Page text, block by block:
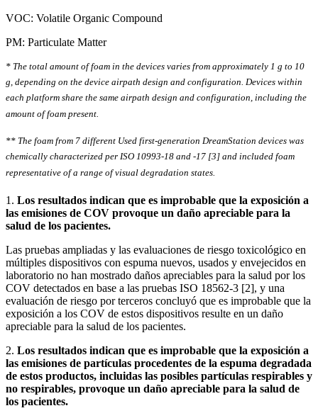
VOC: Volatile Organic Compound
PM: Particulate Matter
* The total amount of foam in the devices varies from approximately 1 g to 10
g, depending on the device airpath design and configuration. Devices within
each platform share the same airpath design and configuration, including the
amount of foam present.
** The foam from 7 different Used first-generation DreamStation devices was
chemically characterized per ISO 10993-18 and -17 [3] and included foam
representative of a range of visual degradation states.
1. Los resultados indican que es improbable que la exposición a
las emisiones de COV provoque un daño apreciable para la
salud de los pacientes.
Las pruebas ampliadas y las evaluaciones de riesgo toxicológico en
múltiples dispositivos con espuma nuevos, usados y envejecidos en
laboratorio no han mostrado daños apreciables para la salud por los
COV detectados en base a las pruebas ISO 18562-3 [2], y una
evaluación de riesgo por terceros concluyó que es improbable que la
exposición a los COV de estos dispositivos resulte en un daño
apreciable para la salud de los pacientes.
2. Los resultados indican que es improbable que la exposición a
las emisiones de partículas procedentes de la espuma degradada
de estos productos, incluidas las posibles partículas respirables y
no respirables, provoque un daño apreciable para la salud de
los pacientes.